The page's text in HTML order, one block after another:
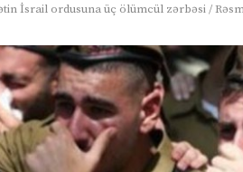
İsrail ordusuna üç ölümcül zərbəsi /